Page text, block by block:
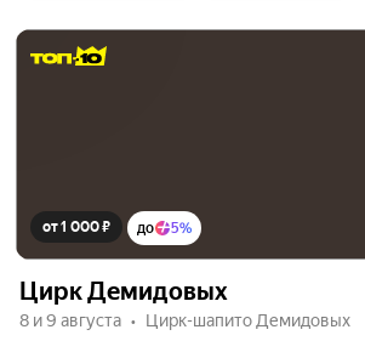
от 1 000 ₽ до 5%
Цирк Демидовых
8 и 9 августа Цирк-шапито Демидовых